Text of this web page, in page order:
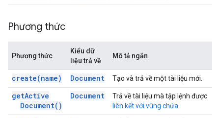
Phương thức
Phương thức
Kiểu dữ
liệu trả về
Mô tả ngắn
create(name) Document Tạo và trả về một tài liệu mới.
getActive
Document( )
Document
Trả về tài liệu mà tập lệnh được
liên kết với vùng chứa